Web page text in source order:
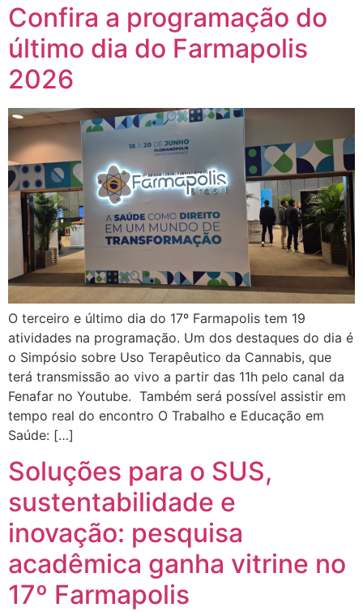
Confira a programação do
último dia do Farmapolis
2026
O terceiro e último dia do 17º Farmapolis tem 19
atividades na programação. Um dos destaques do dia é
o Simpósio sobre Uso Terapêutico da Cannabis, que
terá transmissão ao vivo a partir das 11h pelo canal da
Fenafar no Youtube. Também será possível assistir em
tempo real do encontro O Trabalho e Educação em
Saúde: […]
Soluções para o SUS,
sustentabilidade e
inovação: pesquisa
acadêmica ganha vitrine no
17º Farmapolis